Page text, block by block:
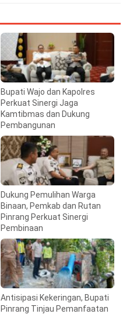
Bupati Wajo dan Kapolres
Perkuat Sinergi Jaga
Kamtibmas dan Dukung
Pembangunan
Dukung Pemulihan Warga
Binaan, Pemkab dan Rutan
Pinrang Perkuat Sinergi
Pembinaan
Antisipasi Kekeringan, Bupati
Pinrang Tinjau Pemanfaatan